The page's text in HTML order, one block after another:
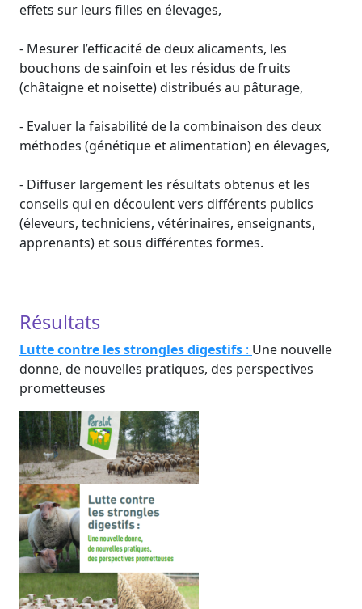
effets sur leurs filles en élevages,
- Mesurer l’efficacité de deux alicaments, les
bouchons de sainfoin et les résidus de fruits
(châtaigne et noisette) distribués au pâturage,
- Evaluer la faisabilité de la combinaison des deux
méthodes (génétique et alimentation) en élevages,
- Diffuser largement les résultats obtenus et les
conseils qui en découlent vers différents publics
(éleveurs, techniciens, vétérinaires, enseignants,
apprenants) et sous différentes formes.
Résultats
Lutte contre les stronglesdigestifs : Une nouvelle
donne, de nouvelles pratiques, des perspectives
prometteuses